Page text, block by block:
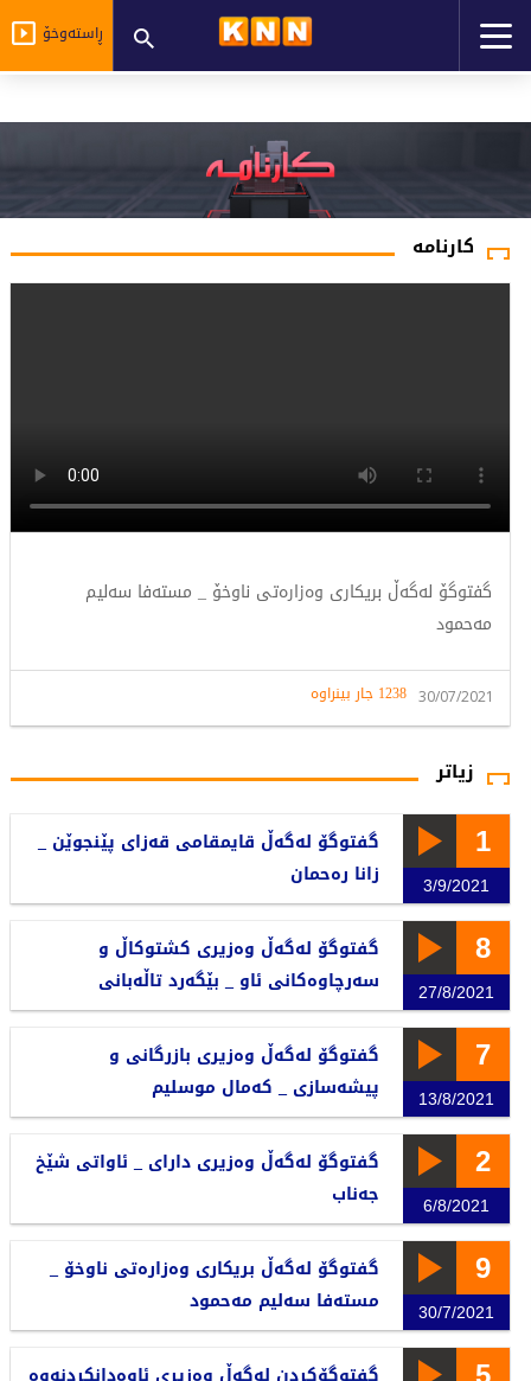
ڕاستەوخۆ
کارنامە
گفتوگۆ لەگەڵ بریکاری وەزارەتی ناوخۆ _ مستەفا سەلیم
مەحمود
30/07/2021 1238 جار بینراوە
زیاتر
1
3/9/2021
گفتوگۆ لەگەڵ قایمقامی قەزای پێنجوێن _
زانا رەحمان
8
27/8/2021
گفتوگۆ لەگەڵ وەزیری کشتوکاڵ و
سەرچاوەکانی ئاو _ بێگەرد تاڵەبانی
7
13/8/2021
گفتوگۆ لەگەڵ وەزیری بازرگانی و
پیشەسازی _ کەمال موسلیم
2
6/8/2021
گفتوگۆ لەگەڵ وەزیری دارای _ ئاواتی شێخ
جەناب
9
30/7/2021
گفتوگۆ لەگەڵ بریکاری وەزارەتی ناوخۆ _
مستەفا سەلیم مەحمود
5